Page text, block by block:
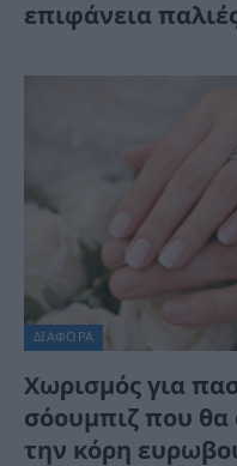
επιφάνεια
ΔΙΆΦΟΡΑ
Χωρισμός για
σόουμπιζ που θα
την κόρη